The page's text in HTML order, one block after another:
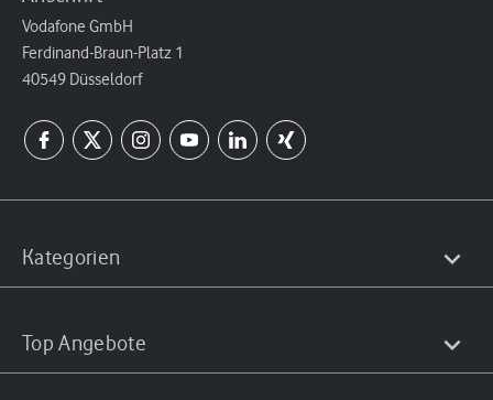
Vodafone GmbH
Ferdinand-Braun-Platz 1
40549 Düsseldorf
Kategorien
Top Angebote